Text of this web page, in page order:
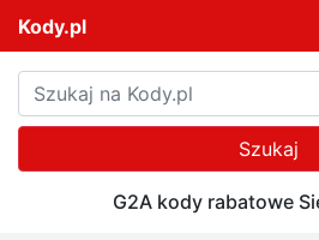
Kody.pl
Szukaj
G2A kody rabatowe